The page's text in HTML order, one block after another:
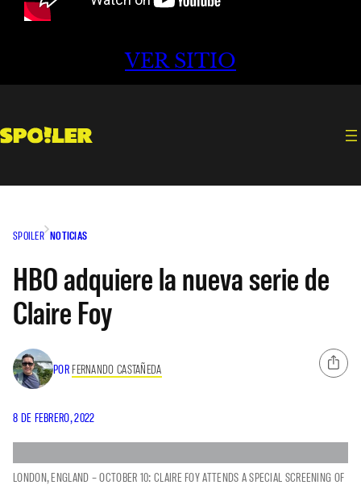
VER SITIO
SPOILER NOTICIAS
HBO adquiere la nueva serie de
Claire Foy
POR FERNANDO CASTAÑEDA
8 DE FEBRERO, 2022
LONDON, ENGLAND – OCTOBER 10: CLAIRE FOY ATTENDS A SPECIAL SCREENING OF